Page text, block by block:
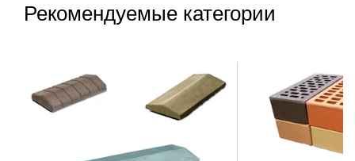
Рекомендуемые категории